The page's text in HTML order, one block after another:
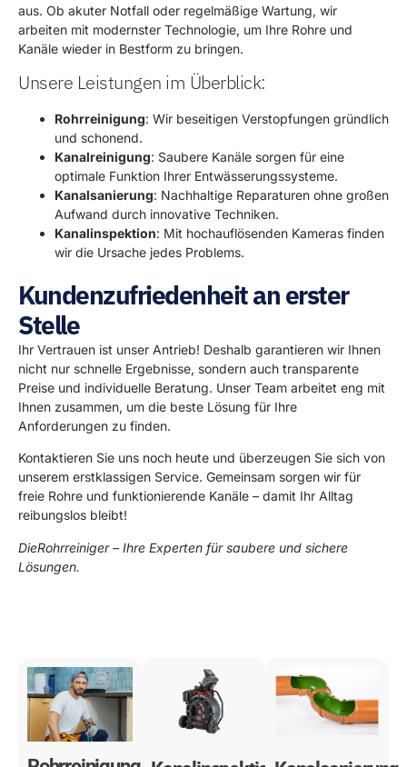
aus. Ob akuter Notfall oder regelmäßige Wartung, wir
arbeiten mit modernster Technologie, um Ihre Rohre und
Kanäle wieder in Bestform zu bringen.
Unsere Leistungen im Überblick:
Rohrreinigung: Wir beseitigen Verstopfungen gründlich
und schonend.
Kanalreinigung: Saubere Kanäle sorgen für eine
optimale Funktion Ihrer Entwässerungssysteme.
Kanalsanierung: Nachhaltige Reparaturen ohne großen
Aufwand durch innovative Techniken.
Kanalinspektion: Mit hochauflösenden Kameras finden
wir die Ursache jedes Problems.
Kundenzufriedenheit an erster
Stelle
Ihr Vertrauen ist unser Antrieb! Deshalb garantieren wir Ihnen
nicht nur schnelle Ergebnisse, sondern auch transparente
Preise und individuelle Beratung. Unser Team arbeitet eng mit
Ihnen zusammen, um die beste Lösung für Ihre
Anforderungen zu finden.
Kontaktieren Sie uns noch heute und überzeugen Sie sich von
unserem erstklassigen Service. Gemeinsam sorgen wir für
freie Rohre und funktionierende Kanäle – damit Ihr Alltag
reibungslos bleibt!
DieRohrreiniger – Ihre Experten für saubere und sichere
Lösungen.